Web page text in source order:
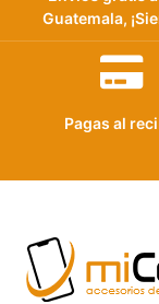
Guatemala,
Pagas al